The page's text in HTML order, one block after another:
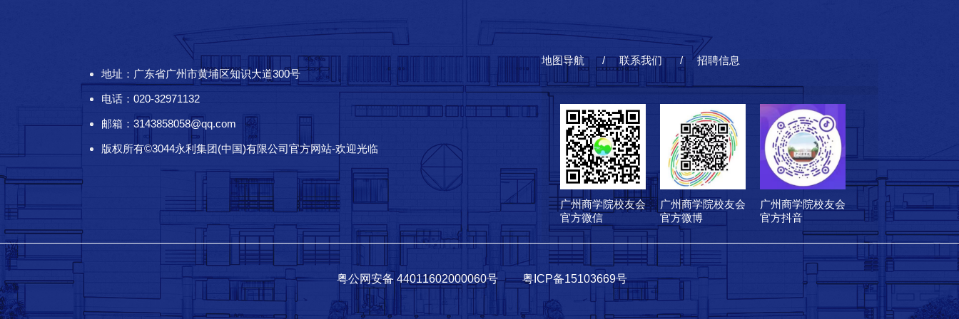
地址：广东省广州市黄埔区知识大道300号
电话：020-32971132
邮箱：3143858058@qq.com
版权所有©3044永利集团(中国)有限公司官方网站-欢迎光临
地图导航 联系我们 招聘信息
广州商学院校友会
官方微信
广州商学院校友会
官方微博
广州商学院校友会
官方抖音
粤公网安备 44011602000060号 粤ICP备15103669号